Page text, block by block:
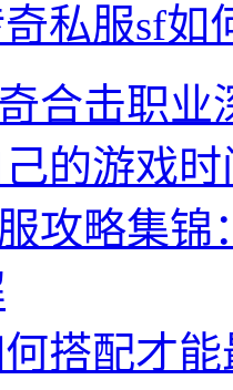
私服sf如
合击职
的游戏时
攻略集
搭配才